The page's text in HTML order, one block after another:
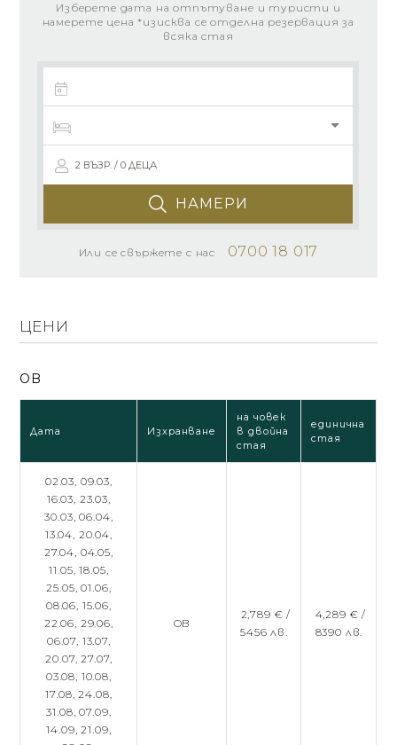
Изберете дата на отпътуване и туристи и
намерете цена *изисква се отделна резервация за
всяка стая
2 ВЪЗР. / 0 ДЕЦА
НАМЕРИ
Или се свържете с нас 0700 18 017
ЦЕНИ
OB
Дата Изхранване
на човек
в двойна
стая
единична
стая
02.03, 09.03,
16.03, 23.03,
30.03,06.04,
13.04, 20.04,
27.04, 04.05,
11.05,18.05,
25.05,01.06,
08.06, 15.06,
22.06, 29.06,
06.07, 13.07,
20.07,27.07,
03.08, 10.08,
17.08,24.08,
31.08,07.09,
14.09,21.09,
OB
2,789 € /
5456 лв.
4,289 € /
8390 лв.